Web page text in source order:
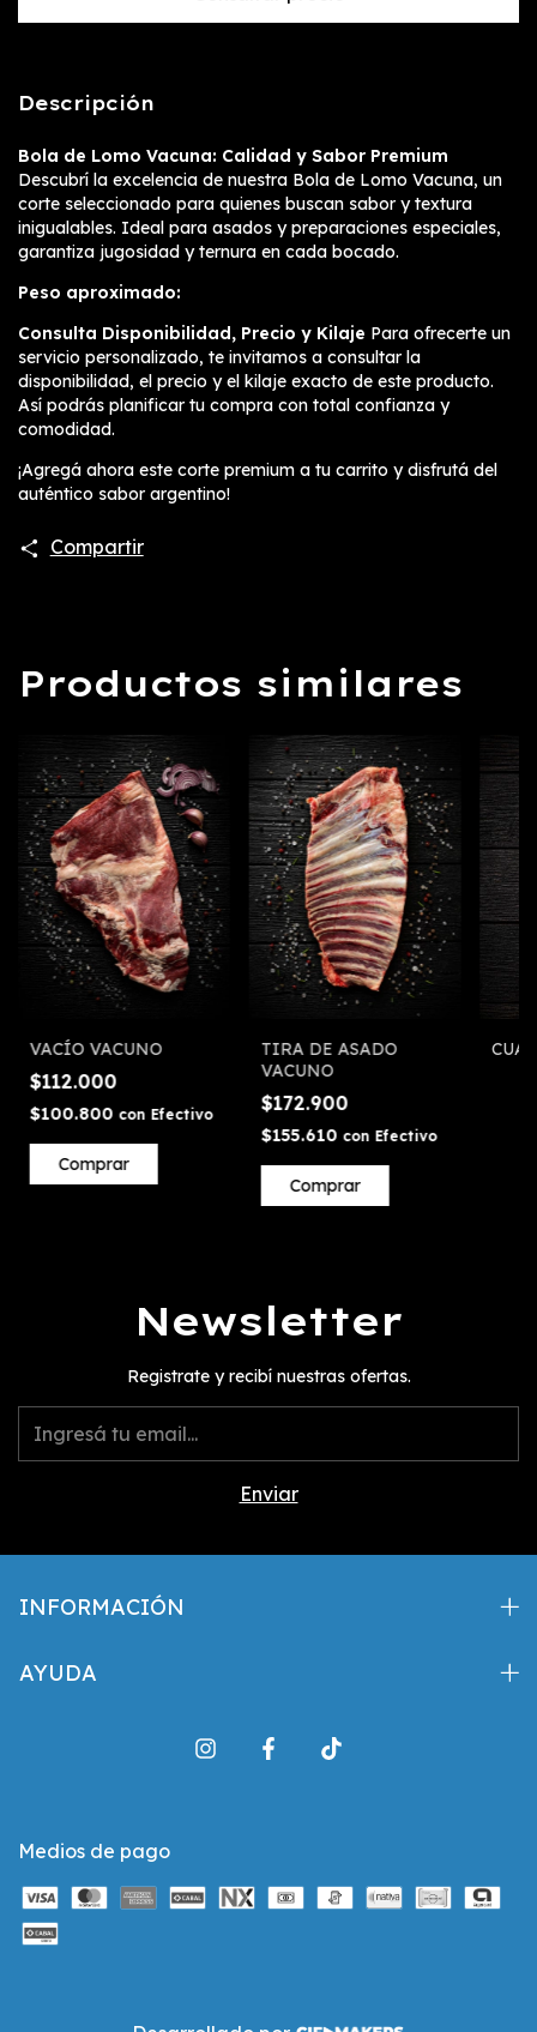
Descripción
Bola de Lomo Vacuna: Calidad y Sabor Premium
Descubrí la excelencia de nuestra Bola de Lomo Vacuna, un
corte seleccionado para quienes buscan sabor y textura
inigualables. Ideal para asados y preparaciones especiales,
garantiza jugosidad y ternura en cada bocado.
Peso aproximado:
Consulta Disponibilidad, Precio y Kilaje Para ofrecerte un
servicio personalizado, te invitamos a consultar la
disponibilidad, el precio y el kilaje exacto de este producto.
Así podrás planificar tu compra con total confianza y
comodidad.
¡Agregá ahora este corte premium a tu carrito y disfrutá del
auténtico sabor argentino!
Compartir
Productos similares
VACÍO VACUNO
$112.000
$100.800 con Efectivo
Comprar
TIRA DE ASADO
VACUNO
$172.900
$155.610 con Efectivo
Newsletter
Registrate y recibí nuestras ofertas.
INFORMACIÓN
AYUDA
Medios de pago